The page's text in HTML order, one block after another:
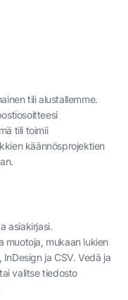
tili alustallemme.
tili toimii
käännösprojektien
asiakirjasi.
muotoja, mukaan lukien
ja CSV. Vedä ja
valitse tiedosto